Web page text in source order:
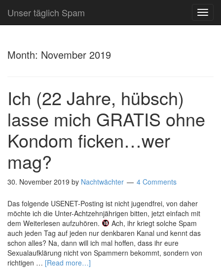
Unser täglich Spam
Month: November 2019
Ich (22 Jahre, hübsch)
lasse mich GRATIS ohne
Kondom ficken…wer
mag?
30. November 2019 by Nachtwächter 4 Comments
Das folgende USENET-Posting ist nicht jugendfrei, von daher
möchte ich die Unter-Achtzehnjährigen bitten, jetzt einfach mit
dem Weiterlesen aufzuhören.
Ach, ihr kriegt solche Spam
auch jeden Tag auf jeden nur denkbaren Kanal und kennt das
schon alles? Na, dann will ich mal hoffen, dass ihr eure
Sexualaufklärung nicht von Spammern bekommt, sondern von
richtigen … [Read more…]